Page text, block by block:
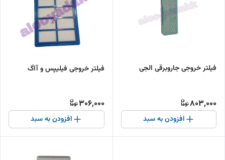
فیلتر خروجی جاروبرقی الجی
803,000
افزودن به سبد
فیلتر خروجی فیلیپس و آاگ
306,000
افزودن به سبد